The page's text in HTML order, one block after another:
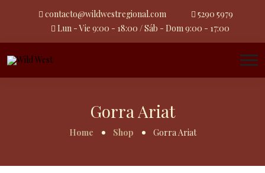
contacto@wildwestregional.com
5290 5979
Lun - Vie 9:00 - 18:00 / Sáb - Dom 9:00 - 17:00
Gorra Ariat
Home Shop Gorra Ariat